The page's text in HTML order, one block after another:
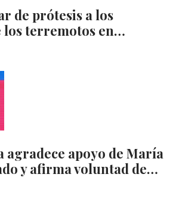
de prótesis a los
los terremotos en…
agradece apoyo de María
y afirma voluntad de…